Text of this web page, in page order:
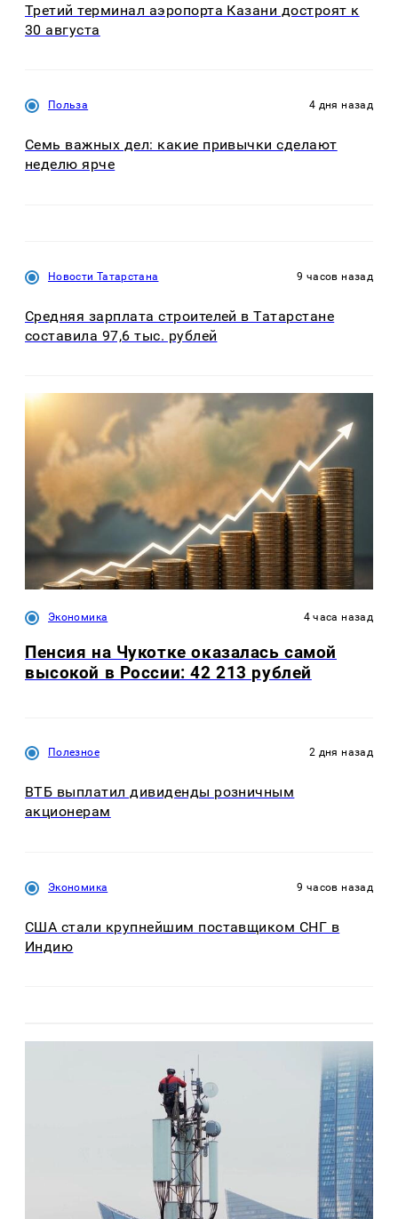
Третий терминал аэропорта Казани достроят к
30 августа
Польза 4 дня назад
Семь важных дел: какие привычки сделают
неделю ярче
Новости Татарстана 9 часов назад
Средняя зарплата строителей в Татарстане
составила 97,6 тыс. рублей
Экономика 4 часа назад
Пенсия на Чукотке оказалась самой
высокой в России: 42 213 рублей
Полезное 2 дня назад
ВТБ выплатил дивиденды розничным
акционерам
Экономика 9 часов назад
США стали крупнейшим поставщиком СНГ в
Индию